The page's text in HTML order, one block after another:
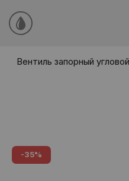
Вентиль запорный
-35%